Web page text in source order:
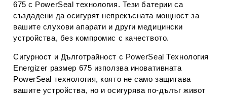
675 с PowerSeal технология. Тези батерии са
създадени да осигурят непрекъсната мощност за
вашите слухови апарати и други медицински
устройства, без компромис с качеството.
Сигурност и Дълготрайност с PowerSeal Технология
Energizer размер 675 използва иновативната
PowerSeal технология, която не само защитава
вашите устройства, но и осигурява по-дълъг живот